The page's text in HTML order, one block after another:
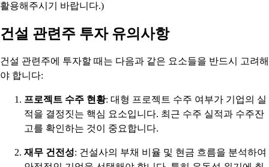
활용해주시기 바랍니다.)
건설 관련주 투자 유의사항
건설 관련주에 투자할 때는 다음과 같은 요소들을 반드시 고려해
야 합니다:
프로젝트 수주 현황: 대형 프로젝트 수주 여부가 기업의 실
적을 결정짓는 핵심 요소입니다. 최근 수주 실적과 수주잔
고를 확인하는 것이 중요합니다.
재무 건전성: 건설사의 부채 비율 및 현금 흐름을 분석하여